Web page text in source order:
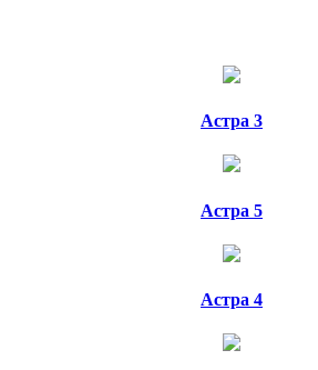
Астра 3
Астра 5
Астра 4